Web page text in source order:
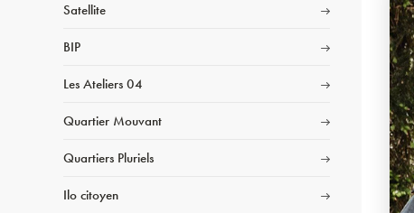
Satellite
BIP
Les Ateliers 04
Quartier Mouvant
Quartiers Pluriels
Ilo citoyen